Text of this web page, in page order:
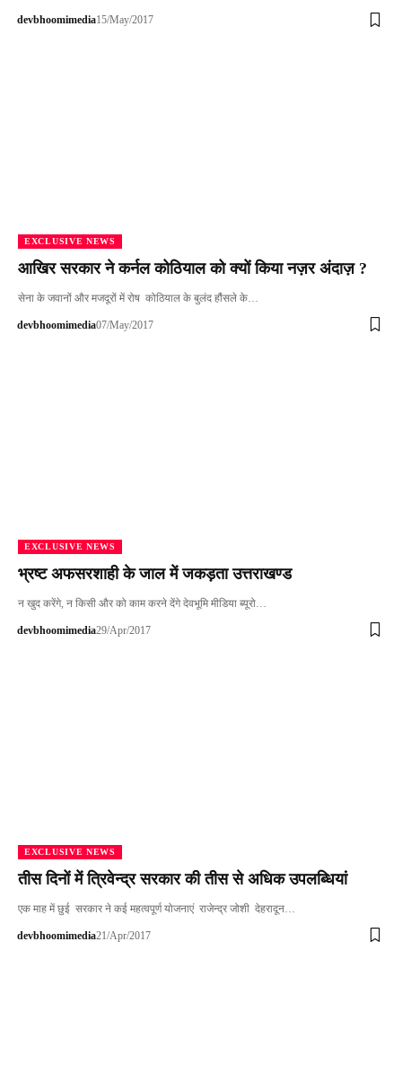
devbhoomimedia15/May/2017
EXCLUSIVE NEWS
आखिर सरकार ने कर्नल कोठियाल को क्यों किया नज़र अंदाज़ ?
सेना के जवानों और मजदूरों में रोष कोठियाल के बुलंद हौंसले के…
devbhoomimedia07/May/2017
EXCLUSIVE NEWS
भ्रष्ट अफसरशाही के जाल में जकड़ता उत्तराखण्ड
न खुद करेंगे, न किसी और को काम करने देंगे देवभूमि मीडिया ब्यूरो…
devbhoomimedia29/Apr/2017
EXCLUSIVE NEWS
तीस दिनों में त्रिवेन्द्र सरकार की तीस से अधिक उपलब्धियां
एक माह में छुई सरकार ने कई महत्वपूर्ण योजनाएं राजेन्द्र जोशी देहरादून…
devbhoomimedia21/Apr/2017